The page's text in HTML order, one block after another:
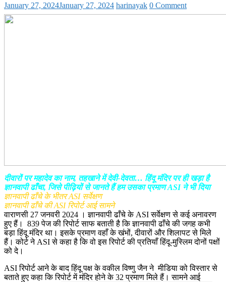
January 27, 2024January 27, 2024 harinayak 0 Comment
दीवारों पर महादेव का नाम, तहखाने में देवी-देवता… हिंदू मंदिर पर ही खड़ा है
ज्ञानवापी ढाँचा, जिसे पीढ़ियों से जानते हैं हम उसका प्रमाण ASI ने भी दिया
ज्ञानवापी ढाँचे के भीतर ASI सर्वेक्षण
ज्ञानवापी ढाँचे की ASI रिपोर्ट आई सामने
वाराणसी 27 जनवरी 2024 । ज्ञानवापी ढाँचे के ASI सर्वेक्षण से कई अनावरण
हुए हैं। 839 पेज की रिपोर्ट साफ बताती है कि ज्ञानवापी ढाँचे की जगह कभी
बड़ा हिंदू मंदिर था। इसके प्रमाण वहाँ के खंभों, दीवारों और शिलापट से मिले
हैं। कोर्ट ने ASI से कहा है कि वो इस रिपोर्ट की प्रतियाँ हिंदू-मुस्लिम दोनों पक्षों
को दे।
ASI रिपोर्ट आने के बाद हिंदू पक्ष के वकील विष्णु जैन ने मीडिया को विस्तार से
बताते हुए कहा कि रिपोर्ट में मंदिर होने के 32 प्रमाण मिले हैं। सामने आई